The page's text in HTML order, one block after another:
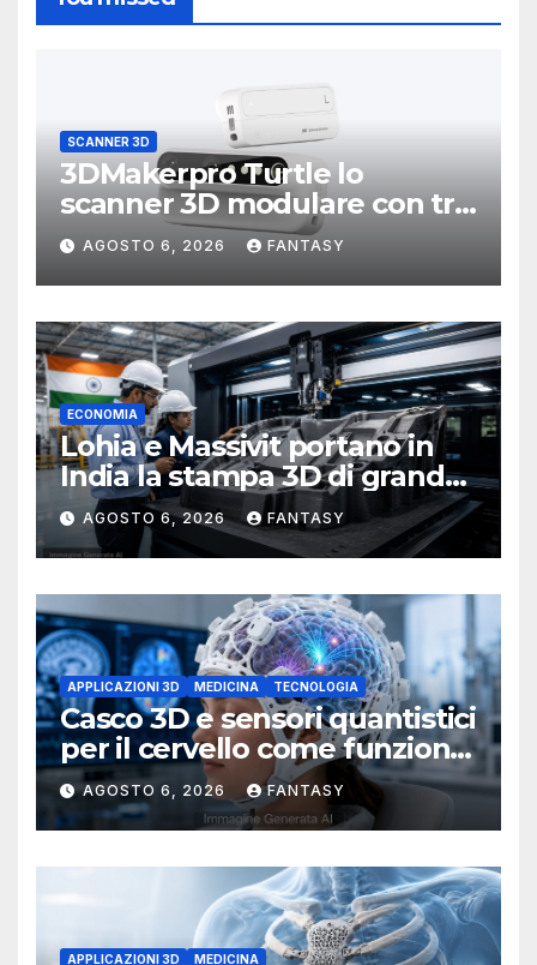
SCANNER 3D
3DMakerpro Turtle lo
scanner 3D modulare con tre
testine intercambiabili
AGOSTO 6, 2026 FANTASY
ECONOMIA
Lohia e Massivit portano in
India la stampa 3D di grande
formato per i compositi
AGOSTO 6, 2026 FANTASY
APPLICAZIONI 3D MEDICINA TECNOLOGIA
Casco 3D e sensori quantistici
per il cervello come funziona
l’OPM-MEG
AGOSTO 6, 2026 FANTASY
APPLICAZIONI 3D MEDICINA